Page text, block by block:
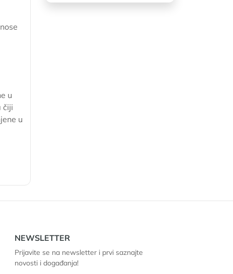
u
čiji
u
NEWSLETTER
Prijavite se na newsletter i prvi saznajte
novosti i događanja!